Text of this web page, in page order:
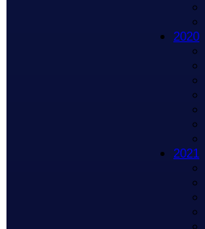
2020
2021